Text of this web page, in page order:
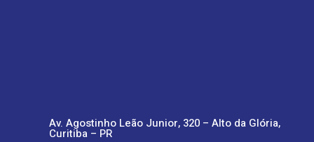
Av. Agostinho Leão Junior, 320 – Alto da Glória,
Curitiba – PR